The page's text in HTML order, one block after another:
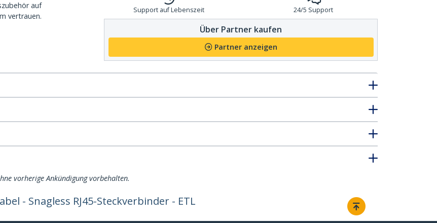
auf
vertrauen.
Support auf Lebenszeit 24/5 Support
Über Partner kaufen
Partner anzeigen
vorherige Ankündigung vorbehalten.
- Snagless RJ45-Steckverbinder - ETL